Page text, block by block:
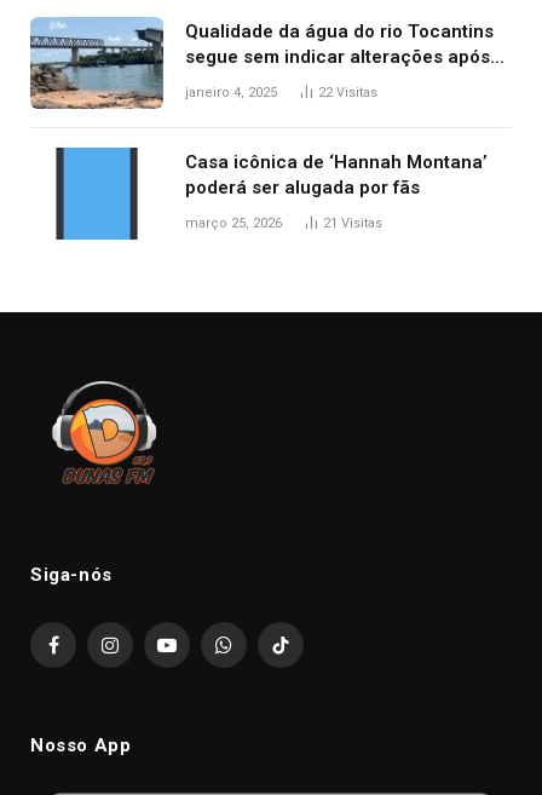
Qualidade da água do rio Tocantins
segue sem indicar alterações após
desabamento da ponte entre MA e
janeiro 4, 2025 22Visitas
Casa icônica de ‘Hannah Montana’
poderá ser alugada por fãs
março 25, 2026 21 Visitas
Siga-nós
FacebookInstagramYouTubeWhatsAppTikTok
Nosso App